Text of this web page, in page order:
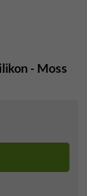
- Moss